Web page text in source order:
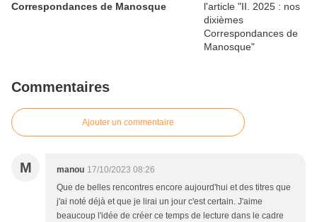
Correspondances de Manosque
Commentaires
Ajouter un commentaire
M manou 17/10/2023 08:26
Que de belles rencontres encore aujourd'hui et des titres que
j'ai noté déjà et que je lirai un jour c'est certain. J'aime
beaucoup l'idée de créer ce temps de lecture dans le cadre